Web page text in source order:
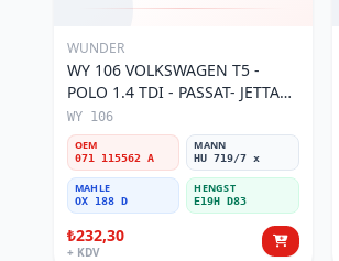
WUNDER
WY 106 VOLKSWAGEN T5 -
POLO 1.4 TDI - PASSAT- JETTA
03-11 071 115562 A Yağ Filtresi
WY 106
OEM
071 115562 A
MANN
HU 719/7 x
MAHLE
OX 188 D
HENGST
E19H D83
₺232,30
+ KDV